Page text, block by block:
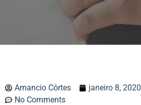
Amancio Côrtes janeiro 8, 2020
No Comments